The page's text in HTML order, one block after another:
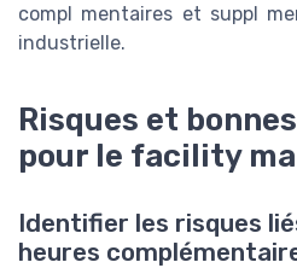
compl mentaires et suppl
industrielle.
Risques et
pour le facility
Identifier les risques
heures